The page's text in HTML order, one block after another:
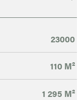
23000
110 M²
1 295 M²